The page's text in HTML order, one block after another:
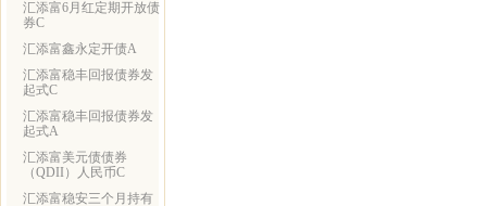
汇添富6月红定期开放债
券C
汇添富鑫永定开债A
汇添富稳丰回报债券发
起式C
汇添富稳丰回报债券发
起式A
汇添富美元债债券
（QDII）人民币C
汇添富稳安三个月持有